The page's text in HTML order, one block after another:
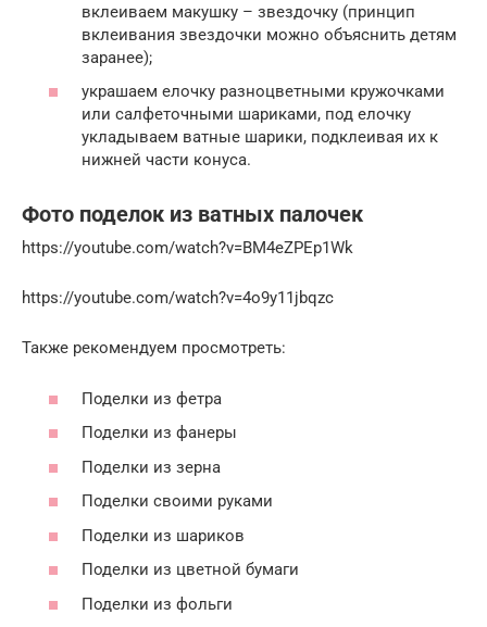
вклеиваем макушку – звездочку (принцип
вклеивания звездочки можно объяснить детям
заранее);
украшаем елочку разноцветными кружочками
или салфеточными шариками, под елочку
укладываем ватные шарики, подклеивая их к
нижней части конуса.
Фото поделок из ватных палочек
https://youtube.com/watch?v=BM4eZPEp1Wk
https://youtube.com/watch?v=4o9y11jbqzc
Также рекомендуем просмотреть:
Поделки из фетра
Поделки из фанеры
Поделки из зерна
Поделки своими руками
Поделки из шариков
Поделки из цветной бумаги
Поделки из фольги